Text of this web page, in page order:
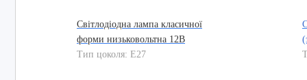
Світлодіодна лампа класичної
форми низьковольтна 12В
Тип цоколя: E27